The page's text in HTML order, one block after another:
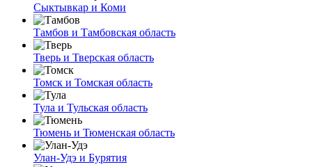
Сыктывкар и Коми
Тамбов и Тамбовская область
Тверь и Тверская область
Томск и Томская область
Тула и Тульская область
Тюмень и Тюменская область
Улан-Удэ и Бурятия